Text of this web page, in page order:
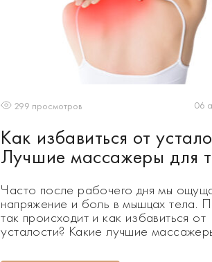
299 просмотров 06
Как избавиться от
Лучшие массажеры для
Часто после рабочего дня мы
напряжение и боль в мышцах тела.
так происходит и как избавиться от
усталости? Какие лучшие